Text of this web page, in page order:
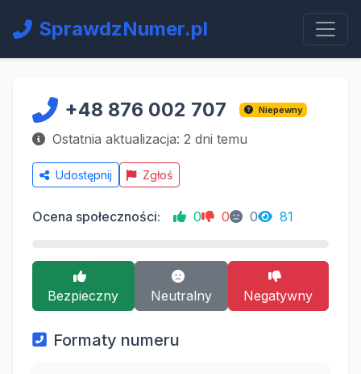
SprawdzNumer.pl
+48 876 002 707 Niepewny
Ostatnia aktualizacja: 2 dni temu
Udostępnij Zgłoś
Ocena społeczności: 0 0 0 81
Bezpieczny Neutralny Negatywny
Formaty numeru